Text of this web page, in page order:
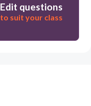
Edit questions
to suit your class